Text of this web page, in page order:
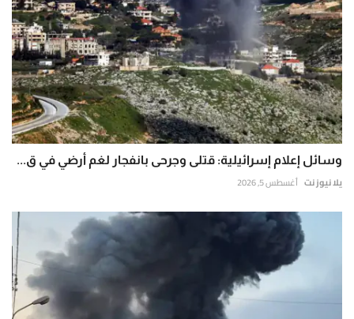
وسائل إعلام إسرائيلية: قتلى وجرحى بانفجار لغم أرضي في ق...
يلا نيوز نت أغسطس 5, 2026